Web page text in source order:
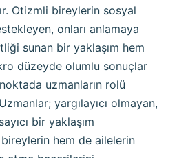
Otizmli bireylerin sosyal
onları anlamaya
sunan bir yaklaşım hem
düzeyde olumlu sonuçlar
uzmanların rolü
yargılayıcı olmayan,
bir yaklaşım
hem de ailelerin